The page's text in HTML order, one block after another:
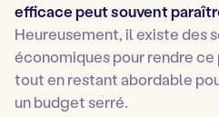
efficace peut souvent
Heureusement, il existe des
économiques pour rendre
tout en restant abordable
un budget serré.